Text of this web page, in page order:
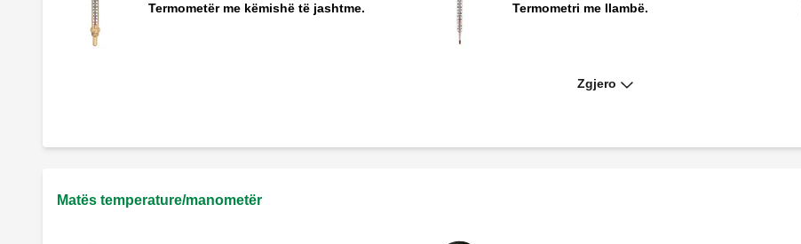
Termometër me këmishë të jashtme. Termometri me llambë.
Zgjero
Matës temperature/manometër